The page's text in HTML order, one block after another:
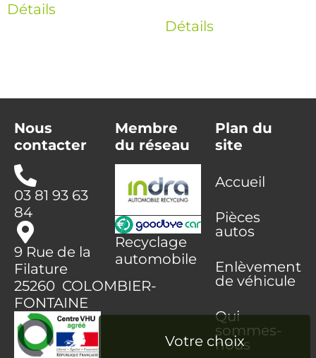
Détails
Détails
Nous
contacter
03 81 93 63
84
9 Rue de la
Filature
25260 COLOMBIER-
FONTAINE
Membre
du réseau
Recyclage
automobile
Plan du
site
Accueil
Pièces
autos
Enlèvement
de véhicule
Qui
sommes-
nous